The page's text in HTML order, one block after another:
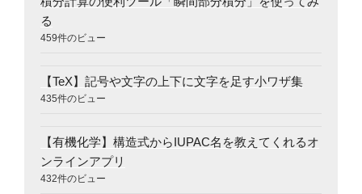
る
459件のビュー
【TeX】記号や文字の上下に文字を足す小ワザ集
435件のビュー
【有機化学】構造式からIUPAC名を教えてくれるオ
ンラインアプリ
432件のビュー